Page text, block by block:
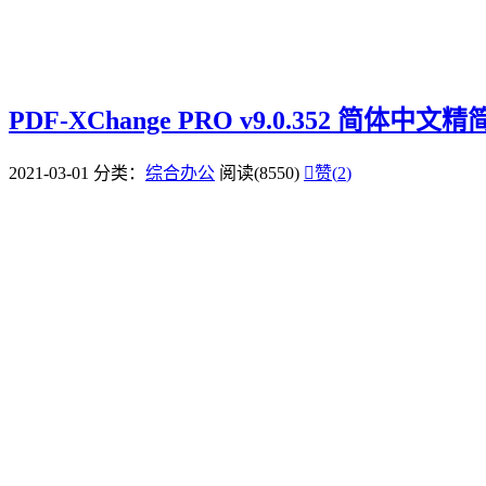
PDF-XChange PRO v9.0.352 简体中文精
2021-03-01 分类： 综合办公 阅读(8550) 赞(2)